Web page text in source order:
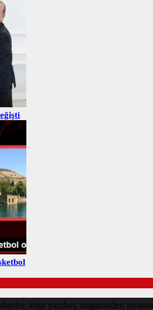
köşe yazıları, magazinden